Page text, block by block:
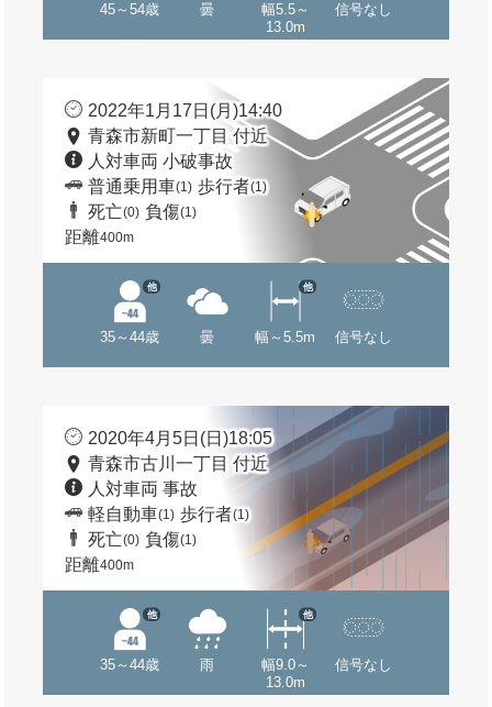
45～54歳 曇
幅5.5～
13.0m
信号なし
2022年1月17日(月)14:40
青森市新町一丁目 付近
人対車両 小破事故
普通乗用車(1) 歩行者(1)
死亡(0) 負傷(1)
距離400m
35～44歳
他
曇 幅～5.5m
他
信号なし
2020年4月5日(日)18:05
青森市古川一丁目 付近
人対車両 事故
軽自動車(1) 歩行者(1)
死亡(0) 負傷(1)
距離400m
35～44歳
他
雨
幅9.0～
13.0m
他
信号なし